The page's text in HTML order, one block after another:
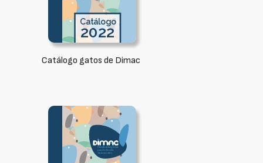
Catálogo gatos de Dimac